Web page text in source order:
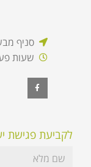
סניף
שעות
לקביעת פגישת